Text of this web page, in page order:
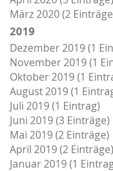
März 2020 (2
2019
Dezember 2019 (1
November 2019 (1
Oktober 2019 (1
August 2019 (1
Juli 2019 (1 Eintrag)
Juni 2019 (3 Einträge)
Mai 2019 (2 Einträge)
April 2019 (2 Einträge)
Januar 2019 (1